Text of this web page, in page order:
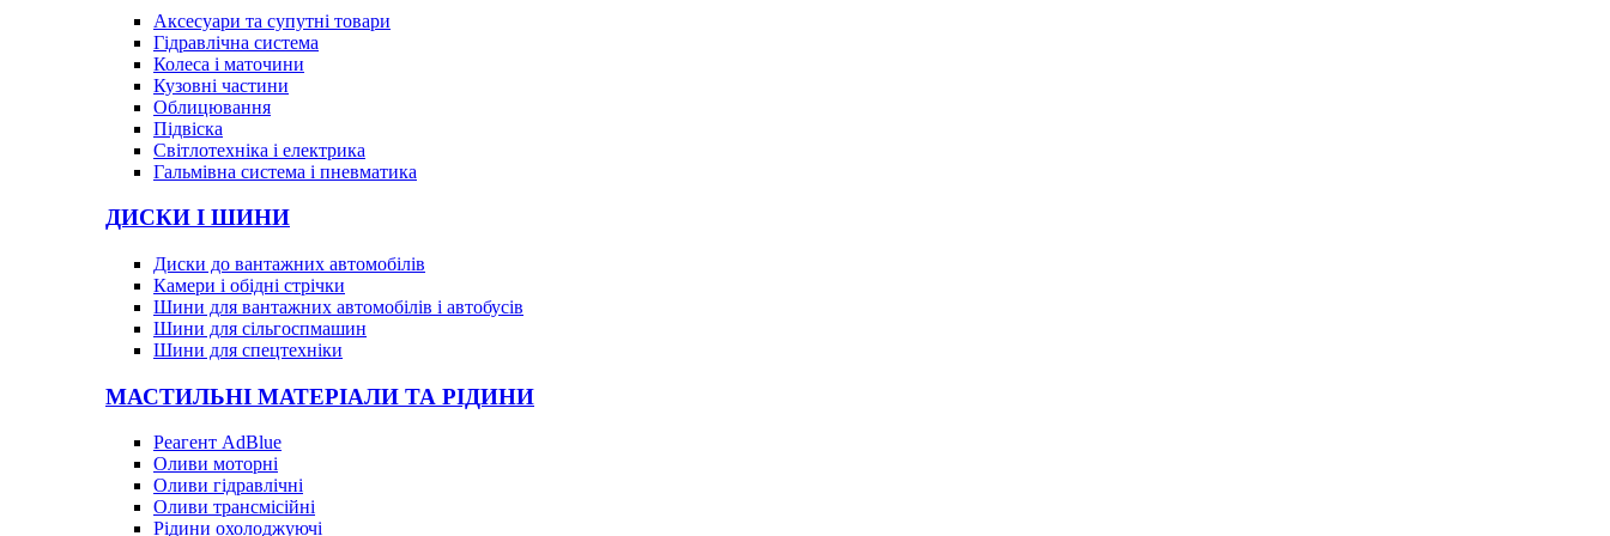
Аксесуари та супутні товари
Гідравлічна система
Колеса і маточини
Кузовні частини
Облицювання
Підвіска
Світлотехніка і електрика
Гальмівна система і пневматика
ДИСКИ І ШИНИ
Диски до вантажних автомобілів
Камери і обідні стрічки
Шини для вантажних автомобілів і автобусів
Шини для сільгоспмашин
Шини для спецтехніки
МАСТИЛЬНІ МАТЕРІАЛИ ТА РІДИНИ
Реагент AdBlue
Оливи моторні
Оливи гідравлічні
Оливи трансмісійні
Рідини охолоджуючі